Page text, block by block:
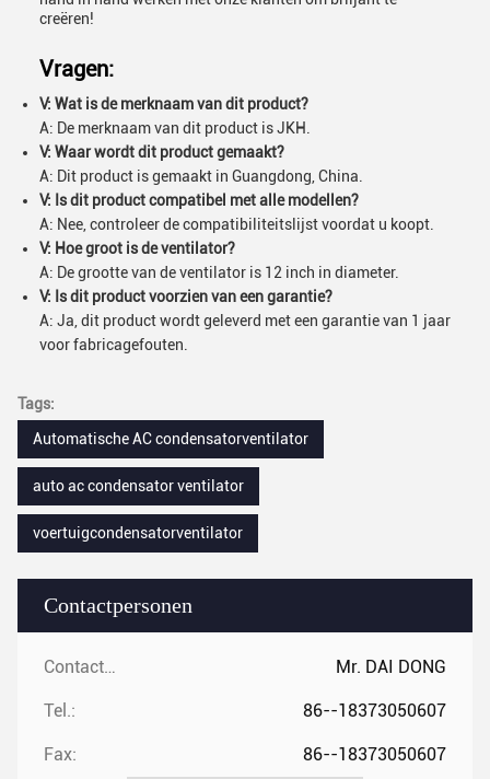
Contactpersonen
Contactpersonen: Mr. DAI DONG
Tel.: 86--18373050607
Fax: 86--18373050607
creëren!
Vragen:
V: Wat is de merknaam van dit product?
A: De merknaam van dit product is JKH.
V: Waar wordt dit product gemaakt?
A: Dit product is gemaakt in Guangdong, China.
V: Is dit product compatibel met alle modellen?
A: Nee, controleer de compatibiliteitslijst voordat u koopt.
V: Hoe groot is de ventilator?
A: De grootte van de ventilator is 12 inch in diameter.
V: Is dit product voorzien van een garantie?
A: Ja, dit product wordt geleverd met een garantie van 1 jaar
voor fabricagefouten.
Tags:
Automatische AC condensatorventilator
auto ac condensator ventilator
voertuigcondensatorventilator